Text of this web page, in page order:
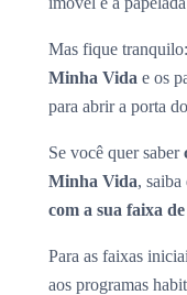
Mas fique
Minha Vida e os
para abrir a porta
Se você quer saber
Minha Vida, saiba
com a sua faixa
Para as faixas
aos programas